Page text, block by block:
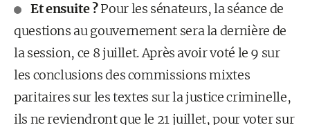
Et ensuite ?Pour les sénateurs, la séance de
questions au gouvernement sera la dernière de
la session, ce 8 juillet. Après avoir voté le 9 sur
les conclusions des commissions mixtes
paritaires sur les textes sur la justice criminelle,
ils ne reviendront que le 21 juillet, pour voter sur